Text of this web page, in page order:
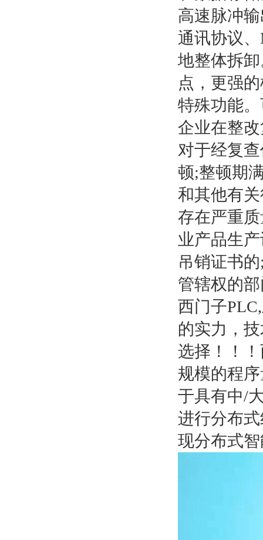
高速脉冲
通讯协议
地整体拆
点，更强
特殊功能
企业在整
对于经复
顿;整顿期
和其他有
存在严重
业产品生
吊销证书
管辖权的
西门子
的实力，
选择！！
规模的程
于具有中/
进行分布
现分布式